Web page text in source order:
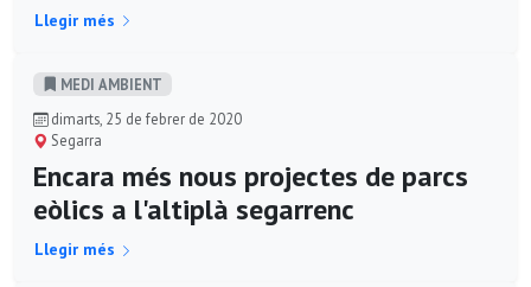
Llegir més
MEDI AMBIENT
dimarts, 25 de febrer de 2020
Segarra
Encara més nous projectes de parcs
eòlics a l'altiplà segarrenc
Llegir més